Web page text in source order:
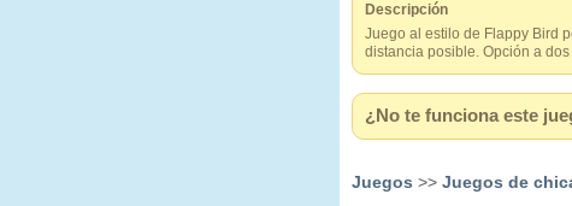
Descripción
Juego al estilo de Flappy Bird
distancia posible. Opción a
¿No te funciona este
Juegos >> Juegos de